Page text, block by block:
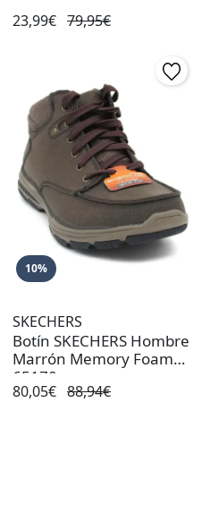
23,99€ 79,95€
10%
SKECHERS
Botín SKECHERS Hombre
Marrón Memory Foam
65170
80,05€ 88,94€